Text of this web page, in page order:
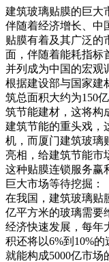
建筑玻璃贴膜的巨大
伴随着经济增长、中
贴膜有着及其广泛的
面，伴随着能耗指标
并列成为中国的宏观
根据建设部与国家建
筑总面积大约为150
筑节能建材，这将构
建筑节能的重头戏，
机，而厦门建筑玻璃
亮相，给建筑节能市
这种贴膜连锁服务赢
巨大市场等待挖掘：
在我国，建筑玻璃贴
亿平方米的玻璃需要
经济快速发展，每年
积还将以6%到10%
就能构成5000亿市场